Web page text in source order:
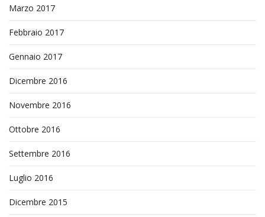
Marzo 2017
Febbraio 2017
Gennaio 2017
Dicembre 2016
Novembre 2016
Ottobre 2016
Settembre 2016
Luglio 2016
Dicembre 2015